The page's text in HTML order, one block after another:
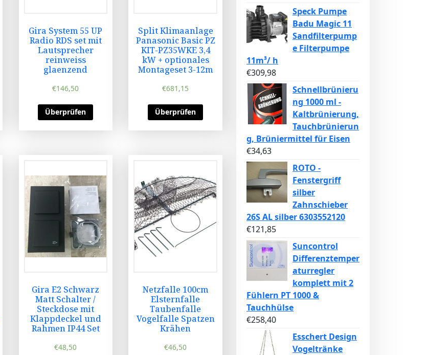
Gira System 55 UP
Radio RDS set mit
Lautsprecher
reinweiss
glaenzend
€146,50
Überprüfen
Split Klimaanlage
Panasonic Basic PZ
KIT-PZ35WKE 3,4
kW + optionales
Montageset 3-12m
€681,15
Überprüfen
Gira E2 Schwarz
Matt Schalter /
Steckdose mit
Klappdeckel und
Rahmen IP44 Set
€48,50
Netzfalle 100cm
Elsternfalle
Taubenfalle
Vogelfalle Spatzen
Krähen
€46,50
Speck Pumpe
Badu Magic 11
Sandfilterpump
e Filterpumpe
11m³/ h
€309,98
Schnellbrünieru
ng 1000 ml -
Kaltbrünierung,
Tauchbrünierun
g, Brüniermittel für Eisen
€34,63
ROTO -
Fenstergriff
silber
Zahnschieber
26S AL silber 6303552120
€121,85
Suncontrol
Differenztemper
aturregler
komplett mit 2
Fühlern PT 1000 &
Tauchhülse
€258,40
Esschert Design
Vogeltränke